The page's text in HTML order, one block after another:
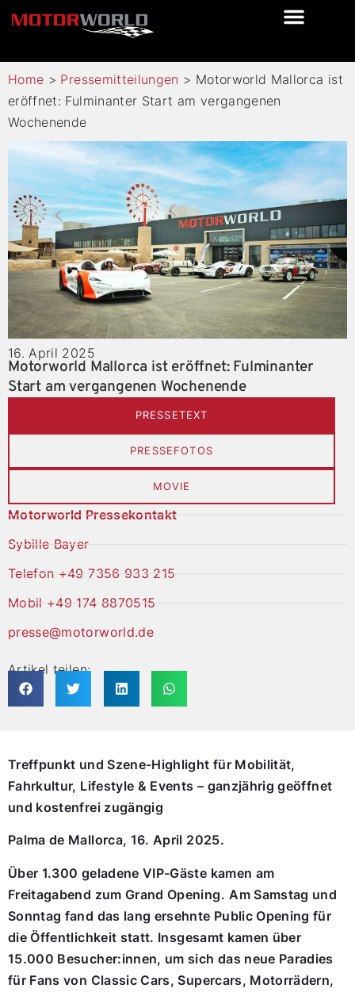
Home > Pressemitteilungen > Motorworld Mallorca ist
eröffnet: Fulminanter Start am vergangenen
Wochenende
16. April 2025
Motorworld Mallorca ist eröffnet: Fulminanter
Start am vergangenen Wochenende
PRESSETEXT
PRESSEFOTOS
MOVIE
Motorworld Pressekontakt
Sybille Bayer
Telefon +49 7356 933 215
Mobil +49 174 8870515
presse@motorworld.de
Artikel teilen:
Treffpunkt und Szene-Highlight für Mobilität,
Fahrkultur, Lifestyle & Events – ganzjährig geöffnet
und kostenfrei zugängig
Palma de Mallorca, 16. April 2025.
Über 1.300 geladene VIP-Gäste kamen am
Freitagabend zum Grand Opening. Am Samstag und
Sonntag fand das lang ersehnte Public Opening für
die Öffentlichkeit statt. Insgesamt kamen über
15.000 Besucher:innen, um sich das neue Paradies
für Fans von Classic Cars, Supercars, Motorrädern,